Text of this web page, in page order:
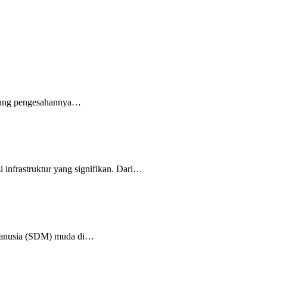
pengesahannya…
infrastruktur yang signifikan. Dari…
(SDM) muda di…